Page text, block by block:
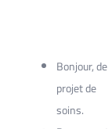
Bonjour, de
projet de
soins.